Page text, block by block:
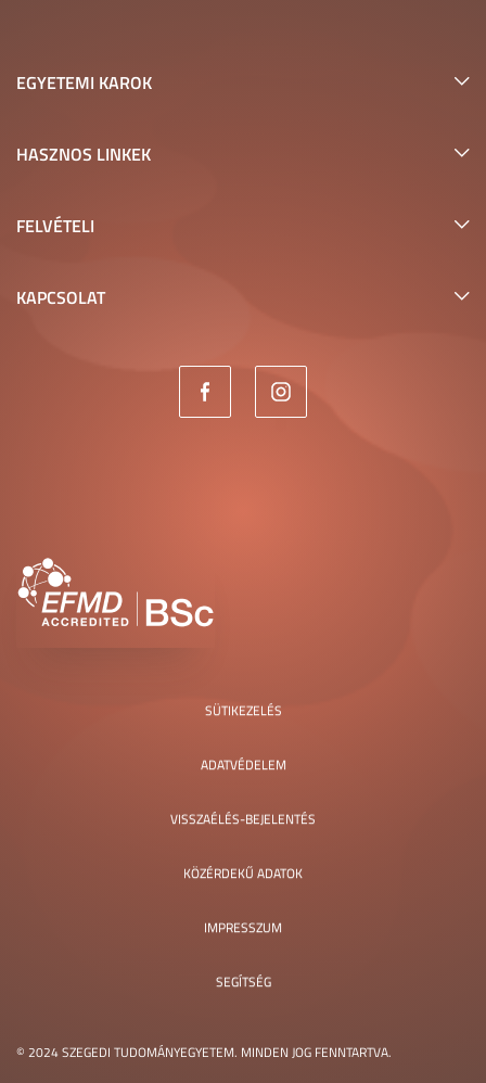
EGYETEMI KAROK
HASZNOS LINKEK
FELVÉTELI
KAPCSOLAT
© 2024 SZEGEDI TUDOMÁNYEGYETEM. MINDEN JOG FENNTARTVA.
SÜTIKEZELÉS
ADATVÉDELEM
VISSZAÉLÉS-BEJELENTÉS
KÖZÉRDEKŰ ADATOK
IMPRESSZUM
SEGÍTSÉG